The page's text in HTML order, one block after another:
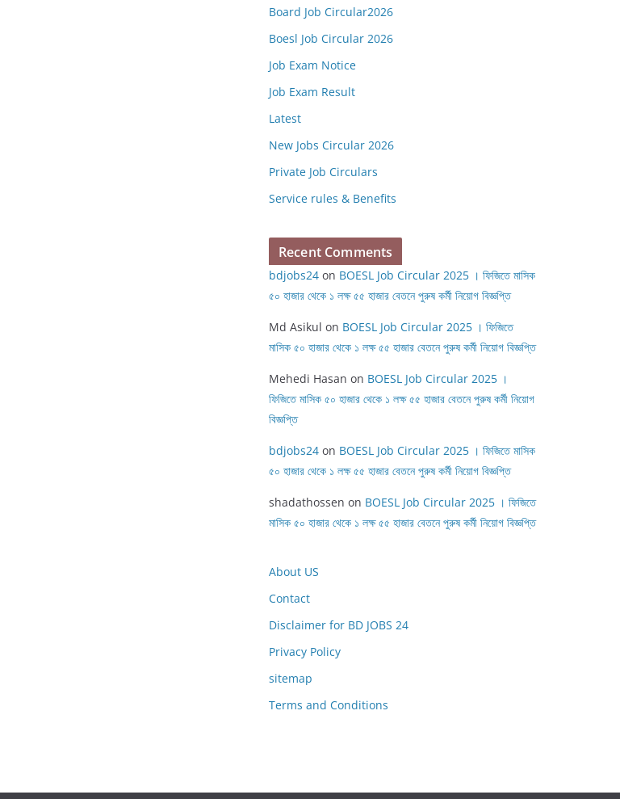
Board Job Circular2026
Boesl Job Circular 2026
Job Exam Notice
Job Exam Result
Latest
New Jobs Circular 2026
Private Job Circulars
Service rules & Benefits
Recent Comments
bdjobs24 on BOESL Job Circular 2025 । ফিজিতে মাসিক
৫০ হাজার থেকে ১ লক্ষ ৫৫ হাজার বেতনে পুরুষ কর্মী নিয়োগ বিজ্ঞপ্তি
Md Asikul on BOESL Job Circular 2025 । ফিজিতে
মাসিক ৫০ হাজার থেকে ১ লক্ষ ৫৫ হাজার বেতনে পুরুষ কর্মী নিয়োগ বিজ্ঞপ্তি
Mehedi Hasan on BOESL Job Circular 2025 ।
ফিজিতে মাসিক ৫০ হাজার থেকে ১ লক্ষ ৫৫ হাজার বেতনে পুরুষ কর্মী নিয়োগ
বিজ্ঞপ্তি
bdjobs24 on BOESL Job Circular 2025 । ফিজিতে মাসিক
৫০ হাজার থেকে ১ লক্ষ ৫৫ হাজার বেতনে পুরুষ কর্মী নিয়োগ বিজ্ঞপ্তি
shadathossen on BOESL Job Circular 2025 । ফিজিতে
মাসিক ৫০ হাজার থেকে ১ লক্ষ ৫৫ হাজার বেতনে পুরুষ কর্মী নিয়োগ বিজ্ঞপ্তি
About US
Contact
Disclaimer for BD JOBS 24
Privacy Policy
sitemap
Terms and Conditions